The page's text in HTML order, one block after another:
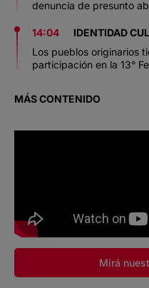
denuncia de presunto
14:04
IDENTIDAD
Los pueblos originarios
participación en la 13°
MÁS CONTENIDO
Mirá